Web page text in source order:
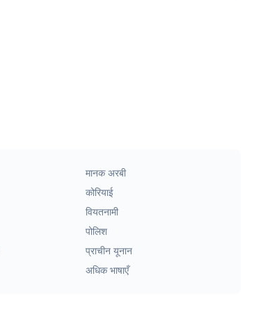
मानक अरबी
कोरियाई
वियतनामी
पोलिश
प्राचीन यूनान
अधिक भाषाएँ